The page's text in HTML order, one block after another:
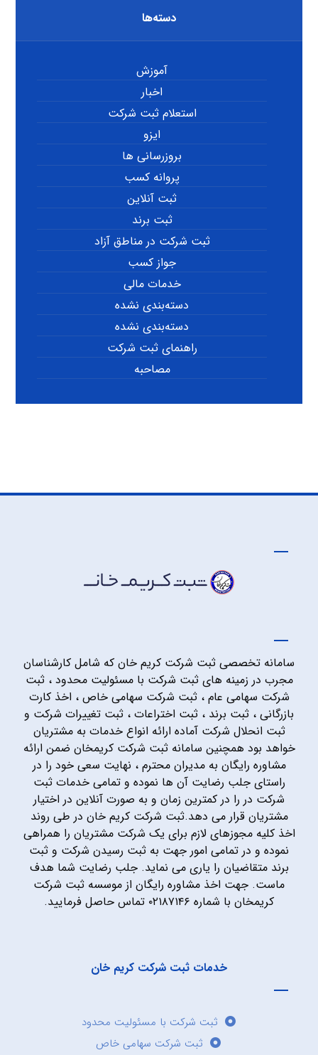
دسته‌ها
آموزش
اخبار
استعلام ثبت شرکت
ایزو
بروزرسانی ها
پروانه کسب
ثبت آنلاین
ثبت برند
ثبت شرکت در مناطق آزاد
جواز کسب
خدمات مالی
دسته‌بندی نشده
دسته‌بندی نشده
راهنمای ثبت شرکت
مصاحبه
سامانه تخصصی ثبت شرکت کریم خان که شامل کارشناسان
مجرب در زمینه های ثبت شرکت با مسئولیت محدود ، ثبت
شرکت سهامی عام ، ثبت شرکت سهامی خاص ، اخذ کارت
بازرگانی ، ثبت برند ، ثبت اختراعات ، ثبت تغییرات شرکت و
ثبت انحلال شرکت آماده ارائه انواع خدمات به مشتریان
خواهد بود همچنین سامانه ثبت شرکت کریمخان ضمن ارائه
مشاوره رایگان به مدیران محترم ، نهایت سعی خود را در
راستای جلب رضایت آن ها نموده و تمامی خدمات ثبت
شرکت در را در کمترین زمان و به صورت آنلاین در اختیار
مشتریان قرار می دهد.ثبت شرکت کریم خان در طی روند
اخذ کلیه مجوزهای لازم برای یک شرکت مشتریان را همراهی
نموده و در تمامی امور جهت به ثبت رسیدن شرکت و ثبت
برند متقاضیان را یاری می نماید. جلب رضایت شما هدف
ماست. جهت اخذ مشاوره رایگان از موسسه ثبت شرکت
کریمخان با شماره ۰۲۱۸۷۱۴۶ تماس حاصل فرمایید.
خدمات ثبت شرکت کریم خان
ثبت شرکت با مسئولیت محدود
ثبت شرکت سهامی خاص